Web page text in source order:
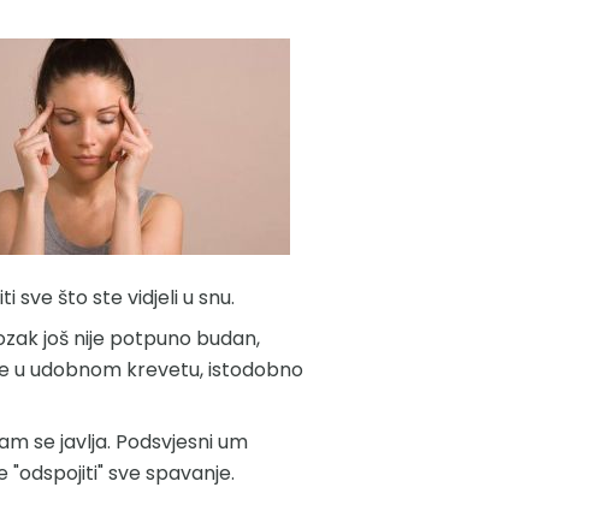
sve što ste vidjeli u snu.
još nije potpuno budan,
u udobnom krevetu, istodobno
se javlja. Podsvjesni um
"odspojiti" sve spavanje.